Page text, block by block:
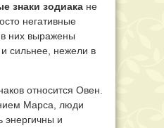
знаки зодиака не
негативные
в них выражены
и сильнее, нежели в
относится Овен.
Марса, люди
энергичны и